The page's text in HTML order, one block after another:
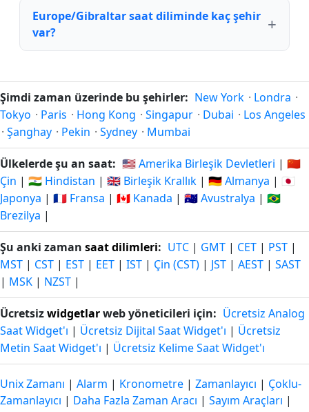
Europe/Gibraltar saat diliminde kaç şehir
var?
Şimdi zaman üzerinde bu şehirler: New York · Londra ·
Tokyo · Paris · Hong Kong · Singapur · Dubai · Los Angeles
· Şanghay · Pekin · Sydney · Mumbai
Ülkelerde şu an saat: 🇺🇸 Amerika Birleşik Devletleri | 🇨🇳
Çin | 🇮🇳 Hindistan | 🇬🇧 Birleşik Krallık | 🇩🇪 Almanya | 🇯🇵
Japonya | 🇫🇷 Fransa | 🇨🇦 Kanada | 🇦🇺 Avustralya | 🇧🇷
Brezilya |
Şu anki zaman saat dilimleri: UTC | GMT | CET | PST |
MST | CST | EST | EET | IST | Çin (CST) | JST | AEST | SAST
| MSK | NZST |
Ücretsizwidgetlarweb yöneticileri için: Ücretsiz Analog
Saat Widget'ı | Ücretsiz Dijital Saat Widget'ı | Ücretsiz
Metin Saat Widget'ı | Ücretsiz Kelime Saat Widget'ı
Unix Zamanı | Alarm | Kronometre | Zamanlayıcı | Çoklu-
Zamanlayıcı | Daha Fazla Zaman Aracı | Sayım Araçları |